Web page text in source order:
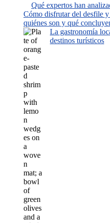
Qué expertos han
Cómo disfrutar del desfile
quiénes son y qué
La gastronomía
destinos turísticos